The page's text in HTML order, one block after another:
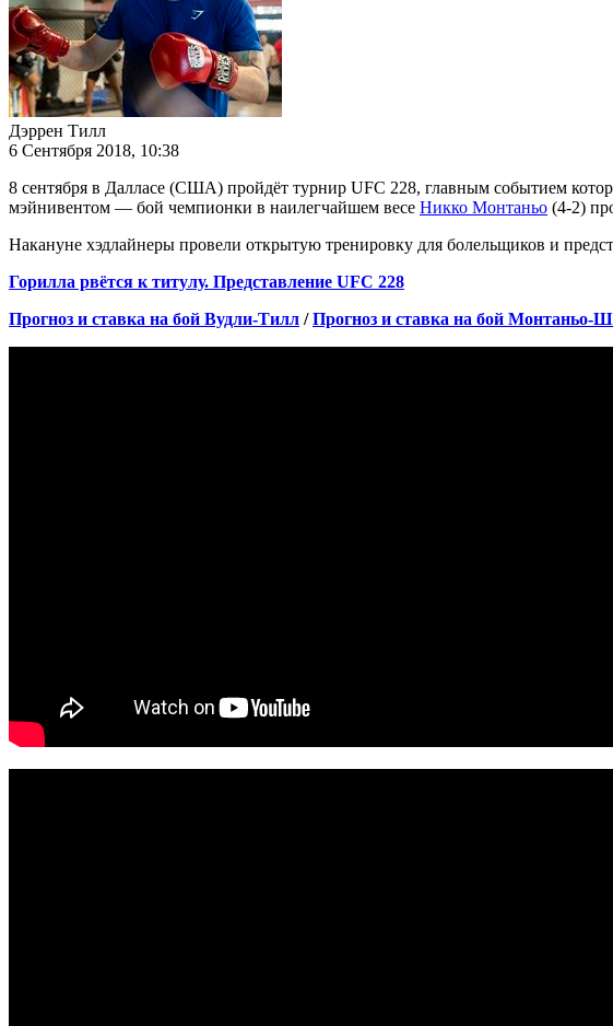
Дэррен Тилл
6 Сентября 2018, 10:38
8 сентября в Далласе (США) пройдёт турнир UFC 228, главным событием
мэйнивентом — бой чемпионки в наилегчайшем весе Никко Монтаньо (4-2)
Накануне хэдлайнеры провели открытую тренировку для болельщиков и
Горилла рвётся к титулу. Представление UFC 228
Прогноз и ставка на бой Вудли-Тилл /Прогноз и ставка на бой Монтаньо-